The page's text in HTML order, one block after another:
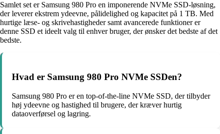
Samlet set er Samsung 980 Pro en imponerende NVMe SSD-løsning,
der leverer ekstrem ydeevne, pålidelighed og kapacitet på 1 TB. Med
hurtige læse- og skrivehastigheder samt avancerede funktioner er
denne SSD et ideelt valg til enhver bruger, der ønsker det bedste af det
bedste.
Hvad er Samsung 980 Pro NVMe SSDen?
Samsung 980 Pro er en top-of-the-line NVMe SSD, der tilbyder
høj ydeevne og hastighed til brugere, der kræver hurtig
dataoverførsel og lagring.